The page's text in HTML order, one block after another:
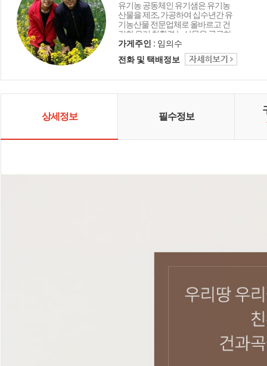
유기농 공동체인 유기샘은 유기농
산물을 제조, 가공하여 십수년간 유
기농산물 전문업체로 올바르고 건
강한 우리 친환경 농산물을 공급하
는 생명 중심의 농업공동체입니다.
유기샘이 드리는 세 가지 약속 1.올
곧은 친환경 명인이 지은 농산물로
주는 제품을 만들겠습니다. 3. 철저
가게주인 : 임의수
전화 및 택배정보
상세정보 필수정보